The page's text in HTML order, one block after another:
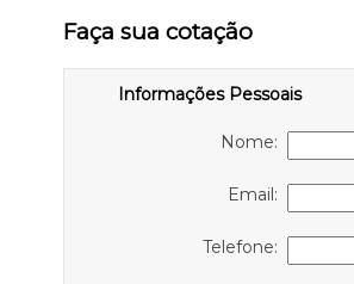
Faça sua cotação
Informações Pessoais
Nome:
Email:
Telefone: